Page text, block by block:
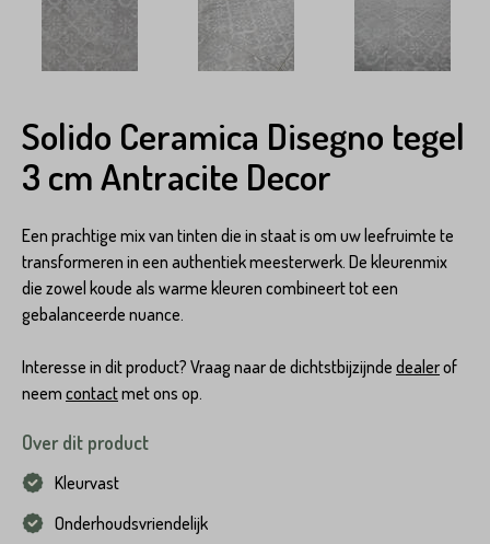
Solido Ceramica Disegno tegel
3 cm Antracite Decor
Een prachtige mix van tinten die in staat is om uw leefruimte te
transformeren in een authentiek meesterwerk. De kleurenmix
die zowel koude als warme kleuren combineert tot een
gebalanceerde nuance.
Interesse in dit product? Vraag naar de dichtstbijzijnde dealerof
neem contactmet ons op.
Over dit product
Kleurvast
Onderhoudsvriendelijk